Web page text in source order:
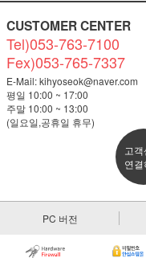
CUSTOMER CENTER
Tel)053-763-7100
Fex)053-765-7337
E-Mail:kihyoseok@naver.com
평일 10:00 ~ 17:00
주말 10:00 ~ 13:00
(일요일,공휴일 휴무)
고객
연결
PC 버전